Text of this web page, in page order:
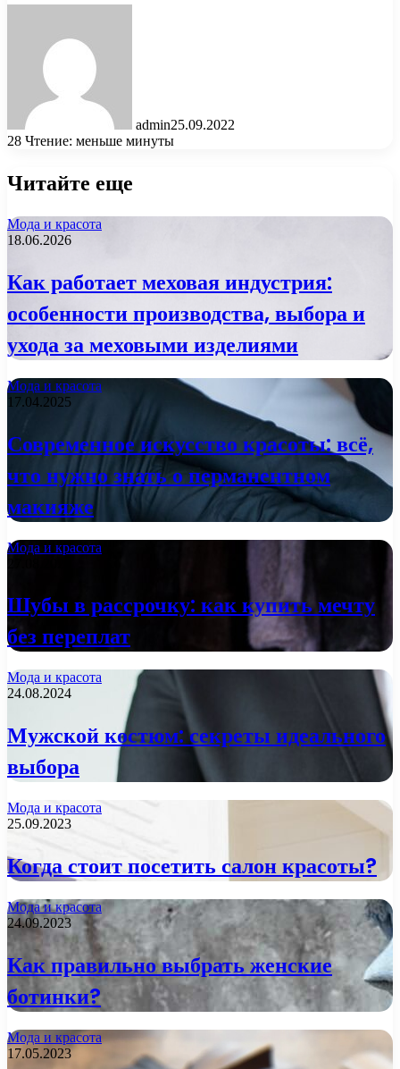
admin25.09.2022
28 Чтение: меньше минуты
Читайте еще
Мода и красота
18.06.2026
Как работает меховая индустрия:
особенности производства, выбора и
ухода за меховыми изделиями
Мода и красота
17.04.2025
Современное искусство красоты: всё,
что нужно знать о перманентном
макияже
Мода и красота
Шубы в рассрочку: как купить мечту
без переплат
Мода и красота
24.08.2024
Мужской костюм: секреты идеального
выбора
Мода и красота
25.09.2023
Когда стоит посетить салон красоты?
Мода и красота
24.09.2023
Как правильно выбрать женские
ботинки?
Мода и красота
17.05.2023